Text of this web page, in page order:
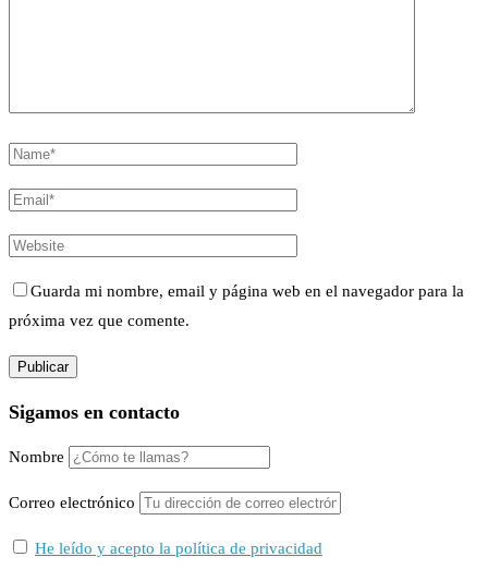
Guarda mi nombre, email y página web en el navegador para la
próxima vez que comente.
Sigamos en contacto
Nombre
Correo electrónico
He leído y acepto la política de privacidad